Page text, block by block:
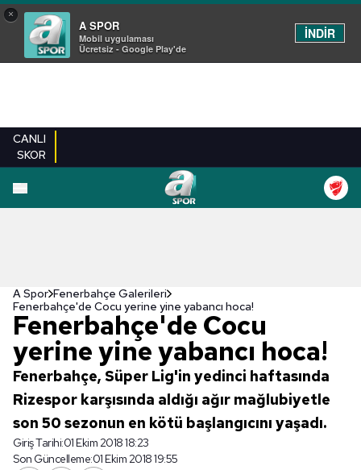
×
A SPOR
Mobil uygulaması
Ücretsiz - Google Play'de
İNDİR
CANLI
SKOR
EN YENILER
A Spor Fenerbahçe Galerileri
Fenerbahçe'de Cocu yerine yine yabancı hoca!
Fenerbahçe'de Cocu
yerine yine yabancı hoca!
Fenerbahçe, Süper Lig'in yedinci haftasında
Rizespor karşısında aldığı ağır mağlubiyetle
son 50 sezonun en kötü başlangıcını yaşadı.
Giriş Tarihi:01 Ekim 2018 18:23
Son Güncelleme:01 Ekim 2018 19:55